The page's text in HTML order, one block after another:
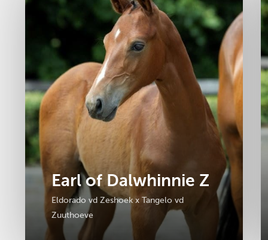
Earl of Dalwhinnie Z
Eldorado vd Zeshoek x Tangelo vd
Zuuthoeve